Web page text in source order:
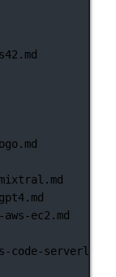
ec2.md
code-